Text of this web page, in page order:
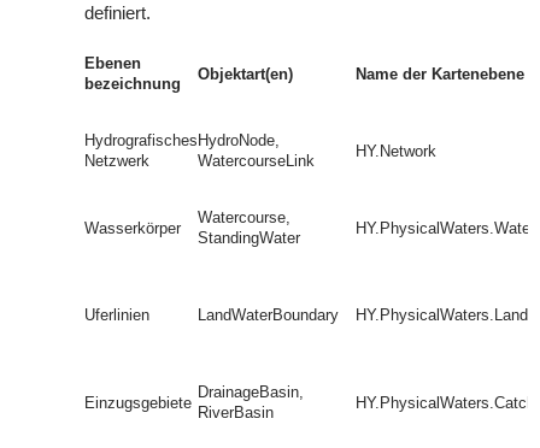
definiert.
Ebenen
bezeichnung
Objektart(en) Name der Kartenebene
Hydrografisches
Netzwerk
HydroNode,
WatercourseLink
HY.Network
Wasserkörper
Watercourse,
StandingWater
Uferlinien LandWaterBoundary
Einzugsgebiete
DrainageBasin,
RiverBasin